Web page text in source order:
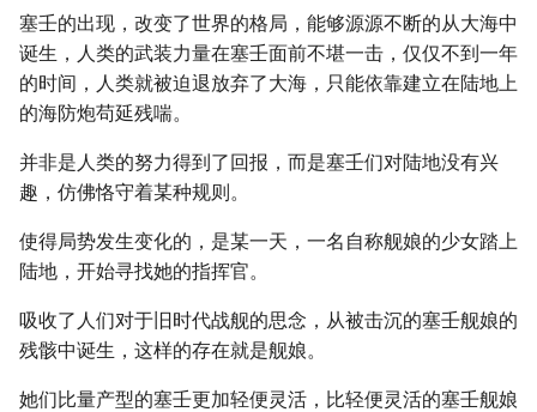
塞壬的出现，改变了世界的格局，能够源源不断的从大海中
诞生，人类的武装力量在塞壬面前不堪一击，仅仅不到一年
的时间，人类就被迫退放弃了大海，只能依靠建立在陆地上
的海防炮苟延残喘。
并非是人类的努力得到了回报，而是塞壬们对陆地没有兴
趣，仿佛恪守着某种规则。
使得局势发生变化的，是某一天，一名自称舰娘的少女踏上
陆地，开始寻找她的指挥官。
吸收了人们对于旧时代战舰的思念，从被击沉的塞壬舰娘的
残骸中诞生，这样的存在就是舰娘。
她们比量产型的塞壬更加轻便灵活，比轻便灵活的塞壬舰娘